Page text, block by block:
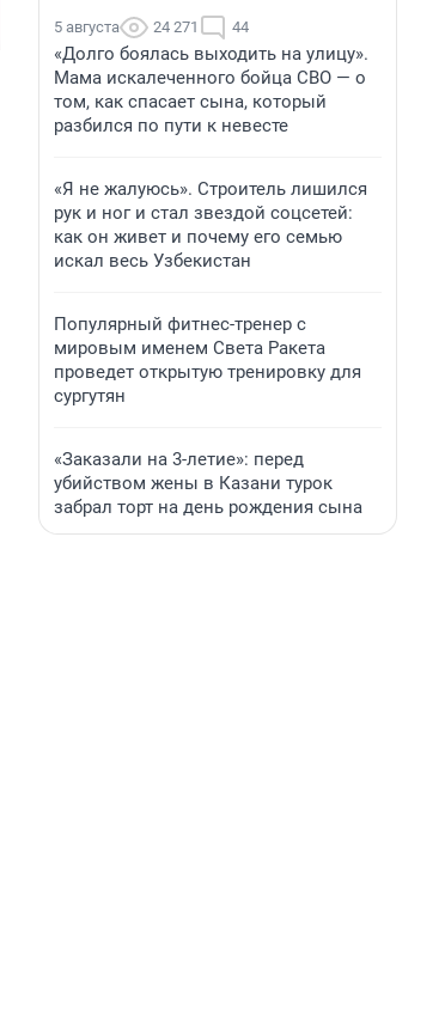
5 августа 24 271 44
«Долго боялась выходить на улицу».
Мама искалеченного бойца СВО — о
том, как спасает сына, который
разбился по пути к невесте
«Я не жалуюсь». Строитель лишился
рук и ног и стал звездой соцсетей:
как он живет и почему его семью
искал весь Узбекистан
Популярный фитнес-тренер с
мировым именем Света Ракета
проведет открытую тренировку для
сургутян
«Заказали на 3-летие»: перед
убийством жены в Казани турок
забрал торт на день рождения сына